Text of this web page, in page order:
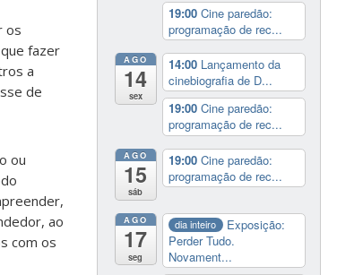
os
fazer
a
de
ou
ao
com os
19:00 Cine paredão:
programação de rec...
AGO
14
sex
14:00 Lançamento da
cinebiografia de D...
19:00 Cine paredão:
programação de rec...
AGO
15
sáb
19:00 Cine paredão:
programação de rec...
AGO
17
seg
dia inteiro
Exposição:
Perder Tudo.
Novament...